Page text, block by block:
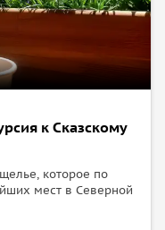
к Сказскому
которое по
мест в Северной